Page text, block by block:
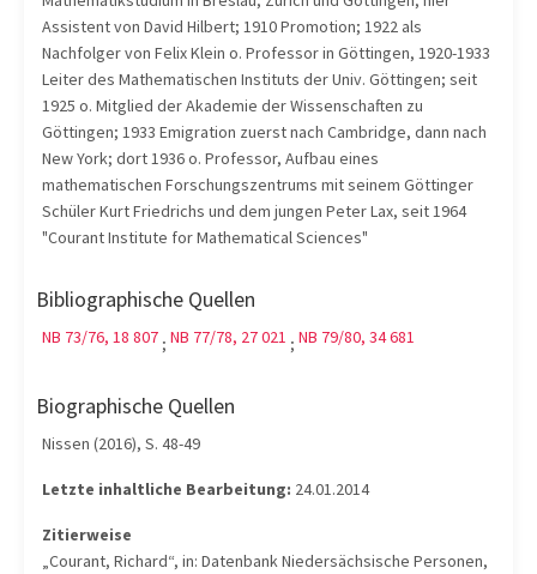
Assistent von David Hilbert; 1910 Promotion; 1922 als
Nachfolger von Felix Klein o. Professor in Göttingen, 1920-1933
Leiter des Mathematischen Instituts der Univ. Göttingen; seit
1925 o. Mitglied der Akademie der Wissenschaften zu
Göttingen; 1933 Emigration zuerst nach Cambridge, dann nach
New York; dort 1936 o. Professor, Aufbau eines
mathematischen Forschungszentrums mit seinem Göttinger
Schüler Kurt Friedrichs und dem jungen Peter Lax, seit 1964
"Courant Institute for Mathematical Sciences"
Bibliographische Quellen
NB 73/76, 18 807 ; NB 77/78, 27 021 ; NB 79/80, 34 681
Biographische Quellen
Nissen (2016), S. 48-49
Letzte inhaltliche Bearbeitung: 24.01.2014
Zitierweise
„Courant, Richard“, in: Datenbank Niedersächsische Personen,